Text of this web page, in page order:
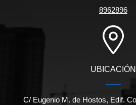
8962896
UBICACIÓN
C/ Eugenio M. de Hostos, Edif.